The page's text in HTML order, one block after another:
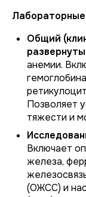
Лабораторные
Общий
анемии.
Позволяет
тяжести и
Включает
железа,
(ОЖСС) и